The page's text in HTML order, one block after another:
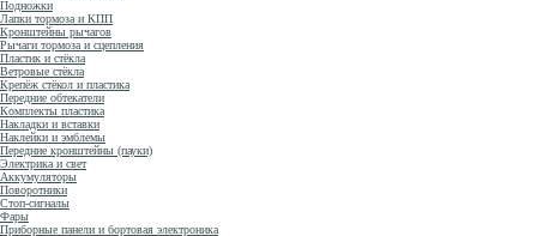
Подножки
Лапки тормоза и КПП
Кронштейны рычагов
Рычаги тормоза и сцепления
Пластик и стёкла
Ветровые стёкла
Крепёж стёкол и пластика
Передние обтекатели
Комплекты пластика
Накладки и вставки
Наклейки и эмблемы
Передние кронштейны (пауки)
Электрика и свет
Аккумуляторы
Поворотники
Стоп-сигналы
Фары
Приборные панели и бортовая электроника